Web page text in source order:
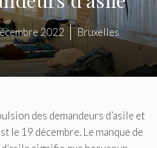
2022 Bruxelles
des demandeurs d’asile et
le 19 décembre. Le manque de